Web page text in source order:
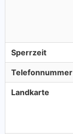
Sperrzeit
Telefonnummer
Landkarte